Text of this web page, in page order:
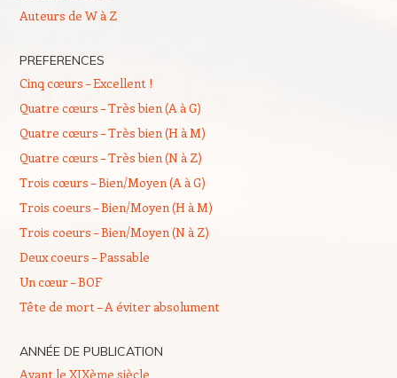
Auteurs de W à Z
PREFERENCES
Cinq cœurs – Excellent !
Quatre cœurs – Très bien (A à G)
Quatre cœurs – Très bien (H à M)
Quatre cœurs – Très bien (N à Z)
Trois cœurs – Bien/Moyen (A à G)
Trois coeurs – Bien/Moyen (H à M)
Trois coeurs – Bien/Moyen (N à Z)
Deux coeurs – Passable
Un cœur – BOF
Tête de mort – A éviter absolument
ANNÉE DE PUBLICATION
Avant le XIXème siècle